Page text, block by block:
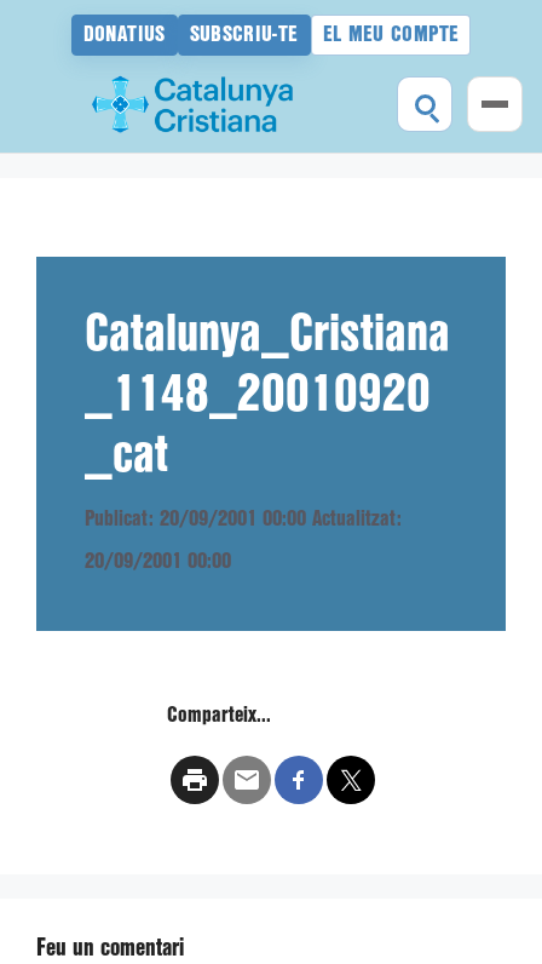
DONATIUS SUBSCRIU-TE EL MEU COMPTE
Catalunya_Cristiana
_1148_20010920
_cat
Publicat: 20/09/2001 00:00 Actualitzat:
20/09/2001 00:00
Comparteix...
Feu un comentari